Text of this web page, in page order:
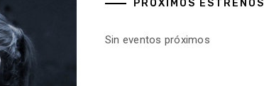
PRÓXIMOS ESTRENOS
Sin eventos próximos